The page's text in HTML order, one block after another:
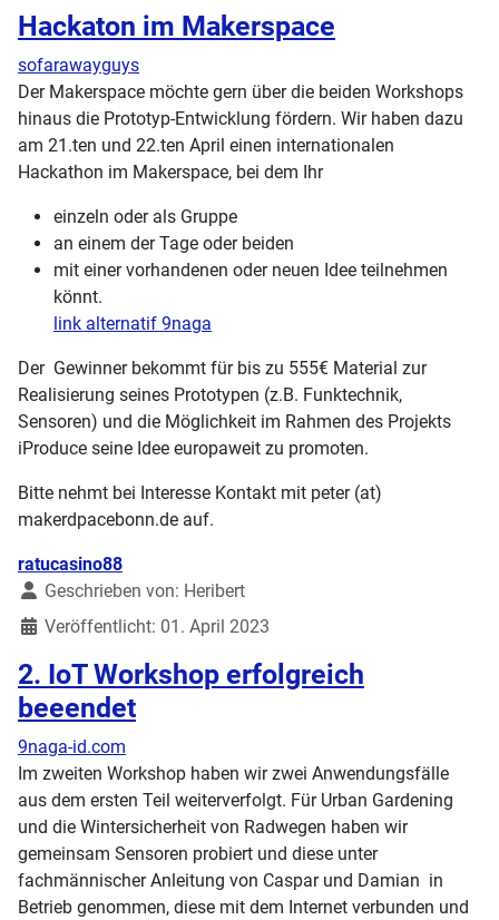
Hackaton im Makerspace
sofarawayguys
Der Makerspace möchte gern über die beiden Workshops
hinaus die Prototyp-Entwicklung fördern. Wir haben dazu
am 21.ten und 22.ten April einen internationalen
Hackathon im Makerspace, bei dem Ihr
einzeln oder als Gruppe
an einem der Tage oder beiden
mit einer vorhandenen oder neuen Idee teilnehmen
könnt.
link alternatif 9naga
Der Gewinner bekommt für bis zu 555€ Material zur
Realisierung seines Prototypen (z.B. Funktechnik,
Sensoren) und die Möglichkeit im Rahmen des Projekts
iProduce seine Idee europaweit zu promoten.
Bitte nehmt bei Interesse Kontakt mit peter (at)
makerdpacebonn.de auf.
Details
ratucasino88
Geschrieben von: Heribert
Veröffentlicht: 01. April 2023
2. IoT Workshop erfolgreich
beeendet
9naga-id.com
Im zweiten Workshop haben wir zwei Anwendungsfälle
aus dem ersten Teil weiterverfolgt. Für Urban Gardening
und die Wintersicherheit von Radwegen haben wir
gemeinsam Sensoren probiert und diese unter
fachmännischer Anleitung von Caspar und Damian in
Betrieb genommen, diese mit dem Internet verbunden und